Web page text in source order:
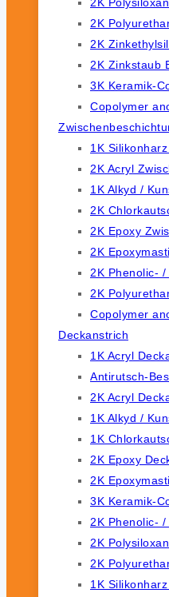
2K
2K
2K Zinkstaub
3K Keramik-
Copolymer
1K
2K Acryl
1K Alkyd /
2K
2K Epoxy
2K
2K Phenolic-
2K
Copolymer
Deckanstrich
1K Acryl
Antirutsch-
2K Acryl
1K Alkyd /
1K
2K Epoxy
2K
3K Keramik-
2K Phenolic-
2K
2K
1K